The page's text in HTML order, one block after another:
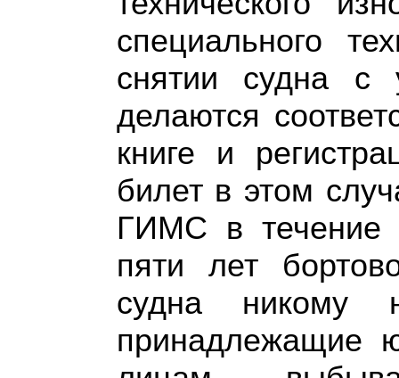
специального
снятии судна с
делаются
книге и
билет в этом
ГИМС в течение
пяти лет
судна никому
принадлежащие